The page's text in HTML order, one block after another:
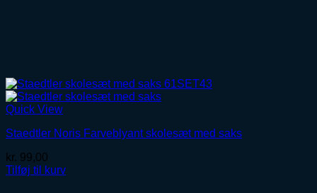
Quick View
Staedtler Noris Farveblyant skolesæt med saks
kr. 99,00
Tilføj til kurv